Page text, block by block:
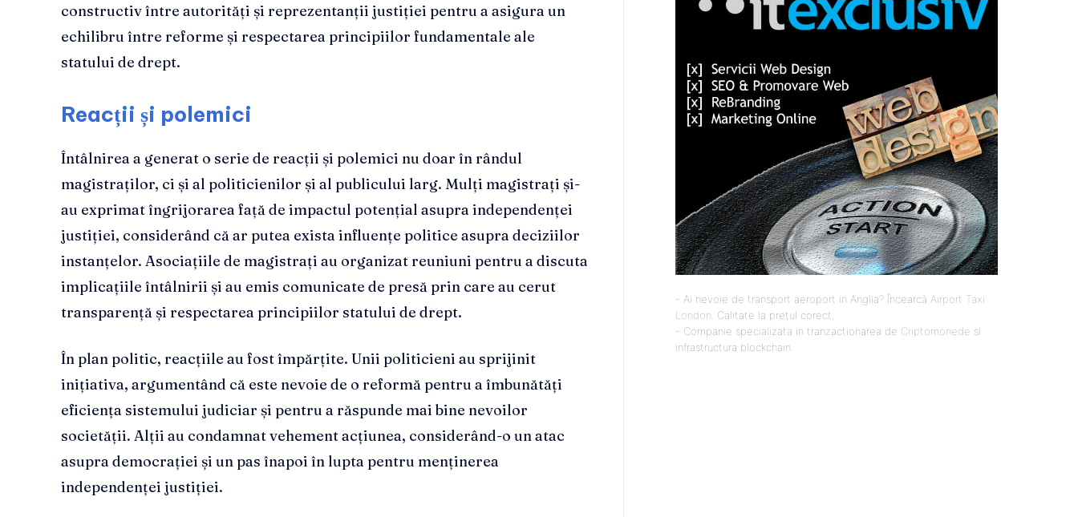
constructiv între autorități și reprezentanții justiției pentru a asigura un
echilibru între reforme și respectarea principiilor fundamentale ale
statului de drept.
Reacții și polemici
Întâlnirea a generat o serie de reacții și polemici nu doar în rândul
magistraților, ci și al politicienilor și al publicului larg. Mulți magistrați și-
au exprimat îngrijorarea față de impactul potențial asupra independenței
justiției, considerând că ar putea exista influențe politice asupra deciziilor
instanțelor. Asociațiile de magistrați au organizat reuniuni pentru a discuta
implicațiile întâlnirii și au emis comunicate de presă prin care au cerut
transparență și respectarea principiilor statului de drept.
În plan politic, reacțiile au fost împărțite. Unii politicieni au sprijinit
inițiativa, argumentând că este nevoie de o reformă pentru a îmbunătăți
eficiența sistemului judiciar și pentru a răspunde mai bine nevoilor
societății. Alții au condamnat vehement acțiunea, considerând-o un atac
asupra democrației și un pas înapoi în lupta pentru menținerea
independenței justiției.
- Ai nevoie de transport aeroport in Anglia? Încearcă Airport Taxi
London . Calitate la prețul corect.
- Companie specializata in tranzactionarea de Criptomonede si
infrastructura blockchain.